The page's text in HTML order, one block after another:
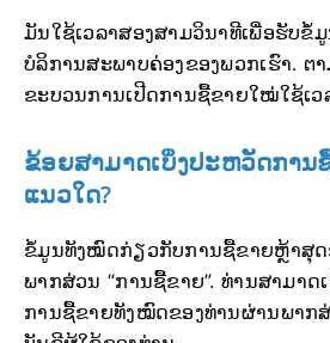
ມັນໃຊ້ເວລາສອງສາມວິນາທີເພື່ອຮັບຂໍ້
ບໍລິການສະພາບຄ່ອງຂອງພວກເຮົາ. ຕ
ຂະບວນການເປີດການຊື້ຂາຍໃໝ່ໃຊ້ເວ
ຂ້ອຍສາມາດເບິ່ງປະຫວັດການ
ແນວໃດ?
ຂໍ້ມູນທັງໝົດກ່ຽວກັບການຊື້ຂາຍຫຼ້າສຸ
ພາກສ່ວນ “ການຊື້ຂາຍ”. ທ່ານສາມາດ
ການຊື້ຂາຍທັງໝົດຂອງທ່ານຜ່ານພາກ